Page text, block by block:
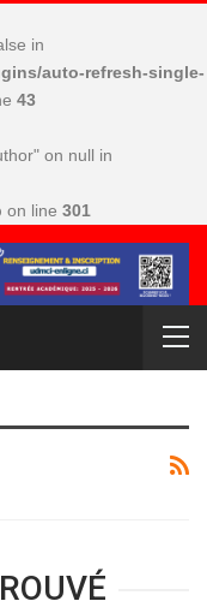
in
auto-refresh-single-
43
on null in
on line 301